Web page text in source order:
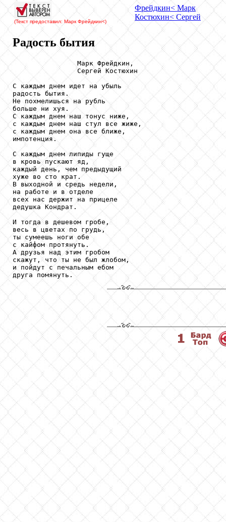
(Текст предоставил: Марк Фрейдкин<)
Фрейдкин< Марк
Костюхин< Сергей
Радость бытия
                Марк Фрейдкин,
                Сергей Костюхин
С каждым днем идет на убыль
радость бытия.
Не похмелишься на рубль
больше ни хуя.
С каждым днем наш тонус ниже,
с каждым днем наш стул все жиже,
с каждым днем она все ближе,
импотенция.
С каждым днем липиды гуще
в кровь пускают яд,
каждый день, чем предыдущий
хуже во сто крат.
В выходной и средь недели,
на работе и в отделе
всех нас держит на прицеле
дедушка Кондрат.
И тогда в дешевом гробе,
весь в цветах по грудь,
ты сумеешь ноги обе
с кайфом протянуть.
А друзья над этим гробом
скажут, что ты не был жлобом,
и пойдут с печальным ебом
друга помянуть.